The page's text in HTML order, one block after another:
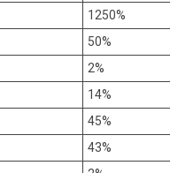
1250%
50%
2%
14%
45%
43%